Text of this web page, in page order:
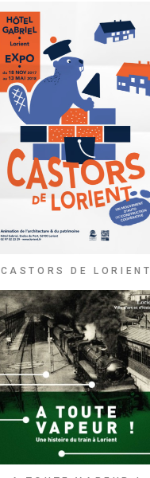
CASTORS DE LORIENT